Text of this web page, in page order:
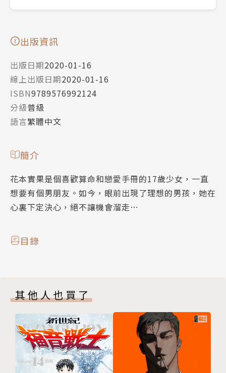
出版資訊
出版日期2020-01-16
線上出版日期2020-01-16
ISBN9789576992124
分級普級
語言繁體中文
簡介
花本實果是個喜歡算命和戀愛手冊的17歲少女，一直
想要有個男朋友。如今，眼前出現了理想的男孩，她在
心裏下定決心，絕不讓機會溜走…
目錄
其他人也買了